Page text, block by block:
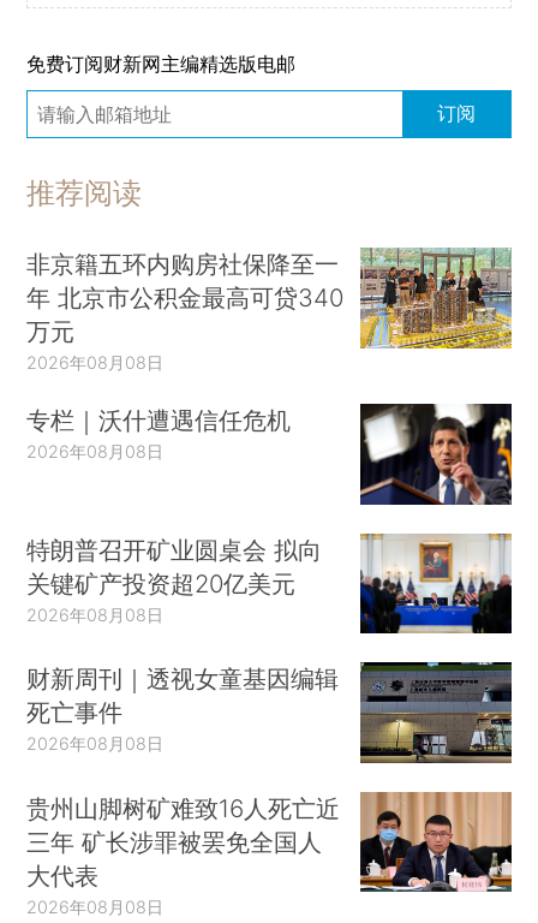
免费订阅财新网主编精选版电邮
订阅
推荐阅读
非京籍五环内购房社保降至一
年 北京市公积金最高可贷340
万元
2026年08月08日
专栏｜沃什遭遇信任危机
2026年08月08日
特朗普召开矿业圆桌会 拟向
关键矿产投资超20亿美元
2026年08月08日
财新周刊｜透视女童基因编辑
死亡事件
2026年08月08日
贵州山脚树矿难致16人死亡近
三年 矿长涉罪被罢免全国人
大代表
2026年08月08日